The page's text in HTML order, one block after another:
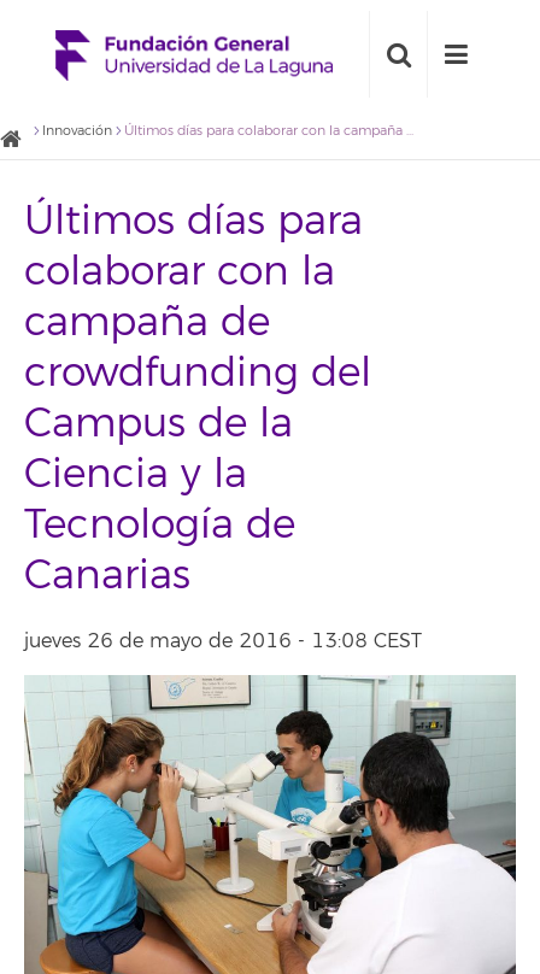
Innovación Últimos días para colaborar con la campaña de crowdfunding del Campus de la Ciencia y la Tecnología de Canarias
Últimos días para
colaborar con la
campaña de
crowdfunding del
Campus de la
Ciencia y la
Tecnología de
Canarias
jueves 26 de mayo de 2016 - 13:08 CEST